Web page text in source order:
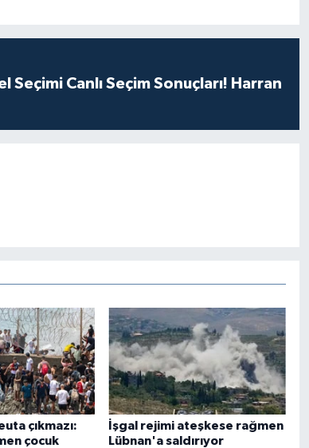
Seçimi Canlı Seçim Sonuçları! Harran
çıkmazı:
çocuk
İşgal rejimi ateşkese rağmen
Lübnan'a saldırıyor